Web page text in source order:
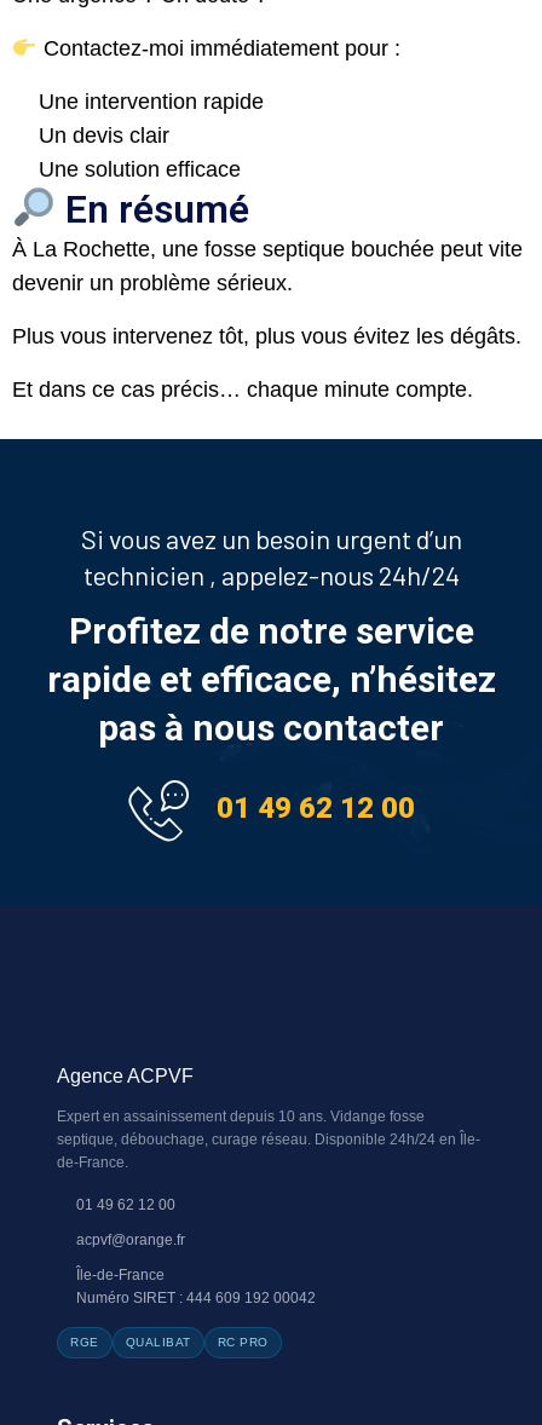
Contactez-moi immédiatement pour :
Une intervention rapide
Un devis clair
Une solution efficace
En résumé
À La Rochette, une fosse septique bouchée peut vite
devenir un problème sérieux.
Plus vous intervenez tôt, plus vous évitez les dégâts.
Et dans ce cas précis… chaque minute compte.
Si vous avez un besoin urgent d’un
technicien , appelez-nous 24h/24
Profitez de notre service
rapide et efficace, n’hésitez
pas à nous contacter
01 49 62 12 00
Agence ACPVF
Expert en assainissement depuis 10 ans. Vidange fosse
septique, débouchage, curage réseau. Disponible 24h/24 en Île-
de-France.
01 49 62 12 00
acpvf@orange.fr
Île-de-France
Numéro SIRET : 444 609 192 00042
RGE QUALIBAT RC PRO